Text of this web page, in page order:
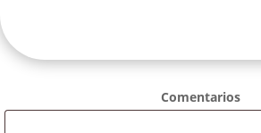
Comentarios